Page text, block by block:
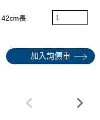
42cm長
加入詢價車